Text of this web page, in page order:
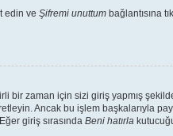
edin ve Şifremi unuttum bağlantısına
zaman için sizi giriş yapmış şekilde
Ancak bu işlem başkalarıyla
giriş sırasında Beni hatırla